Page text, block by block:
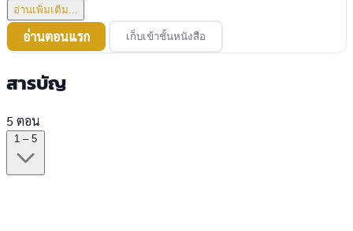
อ่านเพิ่มเติม...
อ่านตอนแรก เก็บเข้าชั้นหนังสือ
สารบัญ
5 ตอน
1 – 5